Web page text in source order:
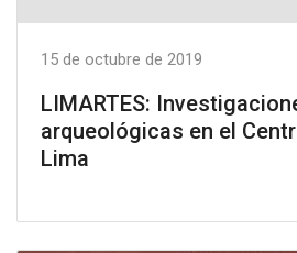
15 de octubre de 2019
LIMARTES:
arqueológicas en el
Lima